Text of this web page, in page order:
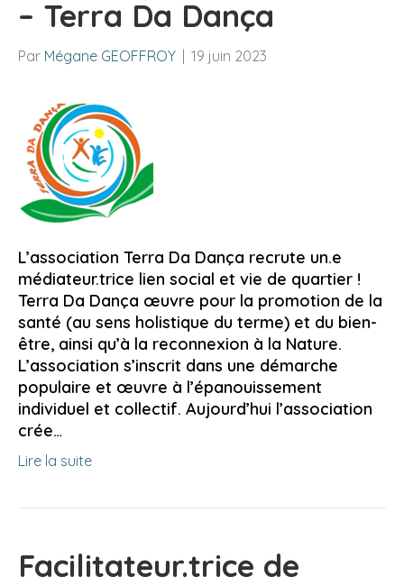
– Terra Da Dança
Par Mégane GEOFFROY 19 juin 2023
L’association Terra Da Dança recrute un.e
médiateur.trice lien social et vie de quartier !
Terra Da Dança œuvre pour la promotion de la
santé (au sens holistique du terme) et du bien-
être, ainsi qu’à la reconnexion à la Nature.
L’association s’inscrit dans une démarche
populaire et œuvre à l’épanouissement
individuel et collectif. Aujourd’hui l’association
crée…
Lire la suite
Facilitateur.trice de